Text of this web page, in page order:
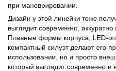
при маневрировании.
Дизайн у этой линейки тоже
выглядит современно, аккуратно
Плавные формы корпуса, LED-
компактный силуэт делают его
использовании, но и просто
который выглядит современно